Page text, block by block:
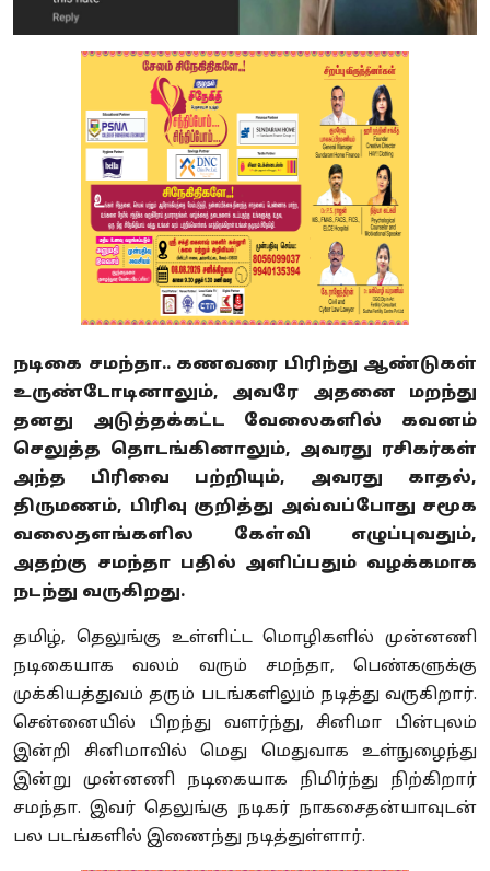
நடிகை சமந்தா.. கணவரை பிரிந்து ஆண்டுகள்
உருண்டோடினாலும், அவரே அதனை மறந்து
தனது அடுத்தக்கட்ட வேலைகளில் கவனம்
செலுத்த தொடங்கினாலும், அவரது ரசிகர்கள்
அந்த பிரிவை பற்றியும், அவரது காதல்,
திருமணம், பிரிவு குறித்து அவ்வப்போது சமூக
வலைதளங்களில கேள்வி எழுப்புவதும்,
அதற்கு சமந்தா பதில் அளிப்பதும் வழக்கமாக
நடந்து வருகிறது.
தமிழ், தெலுங்கு உள்ளிட்ட மொழிகளில் முன்னணி
நடிகையாக வலம் வரும் சமந்தா, பெண்களுக்கு
முக்கியத்துவம் தரும் படங்களிலும் நடித்து வருகிறார்.
சென்னையில் பிறந்து வளர்ந்து, சினிமா பின்புலம்
இன்றி சினிமாவில் மெது மெதுவாக உள்நுழைந்து
இன்று முன்னணி நடிகையாக நிமிர்ந்து நிற்கிறார்
சமந்தா. இவர் தெலுங்கு நடிகர் நாகசைதன்யாவுடன்
பல படங்களில் இணைந்து நடித்துள்ளார்.